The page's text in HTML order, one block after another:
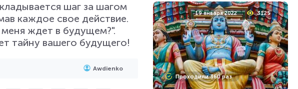
шаг за шагом
каждое свое действие.
ждет в будущем?".
тайну вашего будущего!
Awdienko
19 января 2022 3125
Проходили 360 раз